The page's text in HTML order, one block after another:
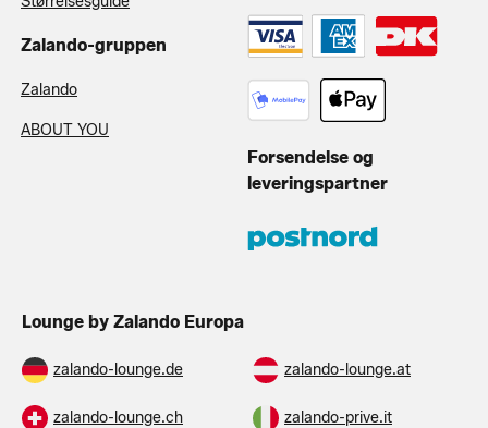
Zalando-gruppen
Zalando
ABOUT YOU
Forsendelse og
leveringspartner
Lounge by Zalando Europa
zalando-lounge.de zalando-lounge.at
zalando-lounge.ch zalando-prive.it